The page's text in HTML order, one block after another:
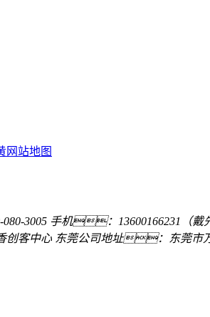
网站地图
3005 手机：13600166231（戴
客中心 东莞公司地址：东莞市